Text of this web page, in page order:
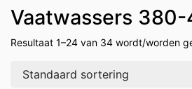
Vaatwassers 380-
Resultaat 1–24 van 34 wordt/worden